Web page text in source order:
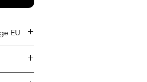
EU